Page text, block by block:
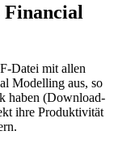
Financial
Datei mit allen
Modelling aus, so
haben (Download-
ihre Produktivität